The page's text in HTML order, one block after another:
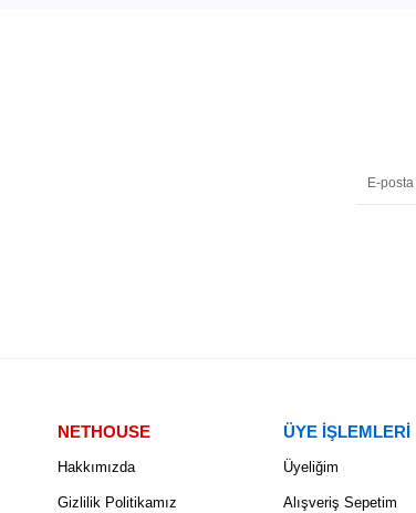
NETHOUSE
Hakkımızda
Gizlilik Politikamız
ÜYE İŞLEMLERİ
Üyeliğim
Alışveriş Sepetim